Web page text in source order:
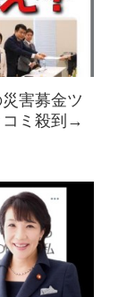
害募金ツ
コミ殺到→